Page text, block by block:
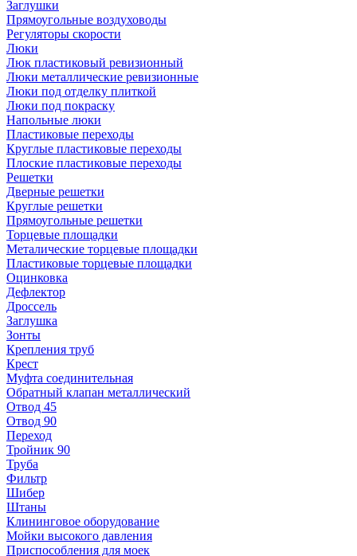
Заглушки
Прямоугольные воздуховоды
Регуляторы скорости
Люки
Люк пластиковый ревизионный
Люки металлические ревизионные
Люки под отделку плиткой
Люки под покраску
Напольные люки
Пластиковые переходы
Круглые пластиковые переходы
Плоские пластиковые переходы
Решетки
Дверные решетки
Круглые решетки
Прямоугольные решетки
Торцевые площадки
Металические торцевые площадки
Пластиковые торцевые площадки
Оцинковка
Дефлектор
Дроссель
Заглушка
Зонты
Крепления труб
Крест
Муфта соединительная
Обратный клапан металлический
Отвод 45
Отвод 90
Переход
Тройник 90
Труба
Фильтр
Шибер
Штаны
Клининговое оборудование
Мойки высокого давления
Приспособления для моек